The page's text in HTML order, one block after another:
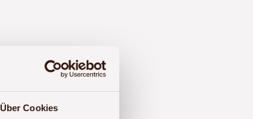
Über Cookies